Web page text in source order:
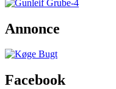
Annonce
Facebook